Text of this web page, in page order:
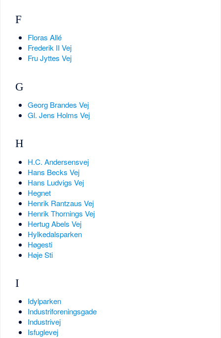
F
Floras Allé
Frederik II Vej
Fru Jyttes Vej
G
Georg Brandes Vej
Gl. Jens Holms Vej
H
H.C. Andersensvej
Hans Becks Vej
Hans Ludvigs Vej
Hegnet
Henrik Rantzaus Vej
Henrik Thornings Vej
Hertug Abels Vej
Hylkedalsparken
Høgesti
Høje Sti
I
Idylparken
Industriforeningsgade
Industrivej
Isfuglevej